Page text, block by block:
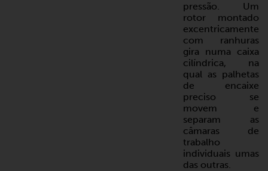
pressão. Um
rotor montado
excentricamente
com ranhuras
gira numa caixa
cilíndrica, na
qual as palhetas
de encaixe
preciso se
movem e
separam as
câmaras de
trabalho
individuais umas
das outras.